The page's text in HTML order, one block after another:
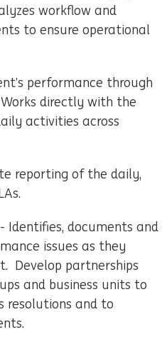
workflow and
to ensure operational
performance through
directly with the
activities across
reporting of the daily,
Identifies, documents and
issues as they
Develop partnerships
and business units to
resolutions and to